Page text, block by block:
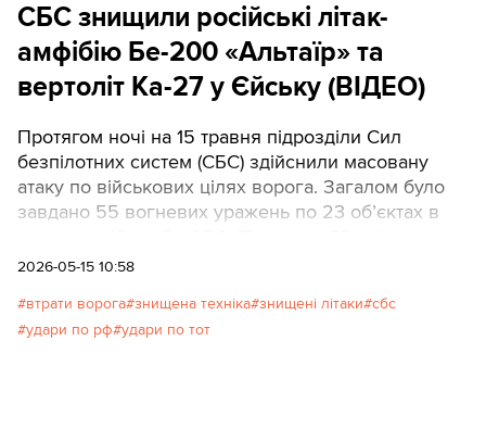
СБС знищили російські літак-
амфібію Бе-200 «Альтаїр» та
вертоліт Ка-27 у Єйську (ВІДЕО)
Протягом ночі на 15 травня підрозділи Сил
безпілотних систем (СБС) здійснили масовану
атаку по військових цілях ворога. Загалом було
завдано 55 вогневих уражень по 23 об’єктах в
тимчасово окупованих територіях Криму,
2026-05-15 10:58
втрати ворога знищена техніка знищені літаки сбс
удари по рф удари по тот